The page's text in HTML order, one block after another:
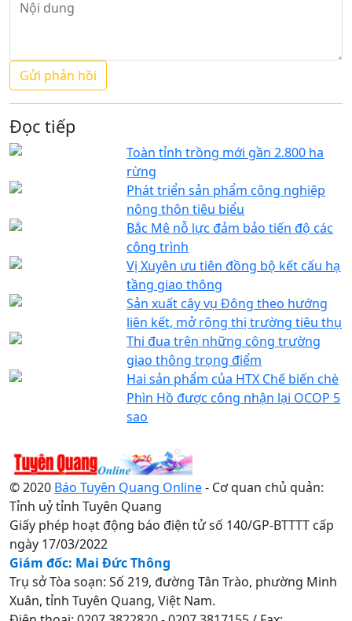
Đọc tiếp
Toàn tỉnh trồng mới gần 2.800 ha
rừng
Phát triển sản phẩm công nghiệp
nông thôn tiêu biểu
Bắc Mê nỗ lực đảm bảo tiến độ các
công trình
Vị Xuyên ưu tiên đồng bộ kết cấu hạ
tầng giao thông
Sản xuất cây vụ Đông theo hướng
liên kết, mở rộng thị trường tiêu thụ
Thi đua trên những công trường
giao thông trọng điểm
Hai sản phẩm của HTX Chế biến chè
Phìn Hồ được công nhận lại OCOP 5
sao
© 2020 Báo Tuyên Quang Online- Cơ quan chủ quản:
Tỉnh uỷ tỉnh Tuyên Quang
Giấy phép hoạt động báo điện tử số 140/GP-BTTTT cấp
ngày 17/03/2022
Giám đốc: Mai Đức Thông
Trụ sở Tòa soạn: Số 219, đường Tân Trào, phường Minh
Xuân, tỉnh Tuyên Quang, Việt Nam.